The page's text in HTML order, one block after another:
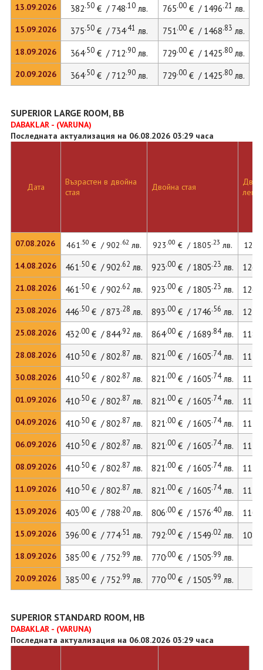
13.09.2026
15.09.2026
18.09.2026
20.09.2026
382.50 € / 748.10 лв. 765.00€ / 1496.21 лв.
375.50 € / 734.41 лв. 751.00€ / 1468.83 лв.
364.50 € / 712.90 лв. 729.00€ / 1425.80лв.
364.50 € / 712.90 лв. 729.00€ / 1425.80лв.
SUPERIOR LARGE ROOM, BB
DABAKLAR - (VARUNA)
Последната актуализация на 06.08.2026 03:29 часа
Дата
07.08.2026
14.08.2026
21.08.2026
23.08.2026
25.08.2026
28.08.2026
30.08.2026
01.09.2026
04.09.2026
06.09.2026
08.09.2026
11.09.2026
13.09.2026
15.09.2026
18.09.2026
20.09.2026
Възрастен в двойна
стая
Двойна стая
легло
461.50 € / 902.62лв. 923.00 € / 1805.23 лв. 1266
461.50€ / 902.62 лв. 923.00€ / 1805.23 лв. 1266
461.50€ / 902.62 лв. 923.00€ / 1805.23 лв. 1266
446.50€ / 873.28 лв. 893.00€ / 1746.56 лв. 1227
432.00€ / 844.92 лв. 864.00€ / 1689.84лв. 1187
410.50€ / 802.87 лв. 821.00€ / 1605.74лв. 1129
410.50€ / 802.87 лв. 821.00€ / 1605.74лв. 1129
410.50€ / 802.87 лв. 821.00€ / 1605.74лв. 1129
410.50€ / 802.87 лв. 821.00€ / 1605.74лв. 1129
410.50€ / 802.87 лв. 821.00€ / 1605.74лв. 1129
410.50€ / 802.87 лв. 821.00€ / 1605.74лв. 1129
410.50€ / 802.87 лв. 821.00€ / 1605.74лв. 1129
403.00€ / 788.20лв. 806.00€ / 1576.40лв. 1109
396.00€ / 774.51 лв. 792.00€ / 1549.02 лв. 1089
385.00€ / 752.99 лв. 770.00€ / 1505.99 лв.
385.00€ / 752.99 лв. 770.00€ / 1505.99 лв.
SUPERIOR STANDARD ROOM, HB
DABAKLAR - (VARUNA)
Последната актуализация на 06.08.2026 03:29 часа